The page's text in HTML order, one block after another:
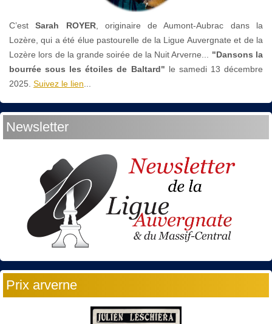
C’estSarah ROYER, originaire de Aumont-Aubrac dans la
Lozère, qui a été élue pastourelle de la Ligue Auvergnate et de la
Lozère lors de la grande soirée de la Nuit Arverne...
"Dansons la
bourrée sous les étoiles de Baltard" le samedi 13 décembre
2025. Suivez le lien
Newsletter
Prix arverne